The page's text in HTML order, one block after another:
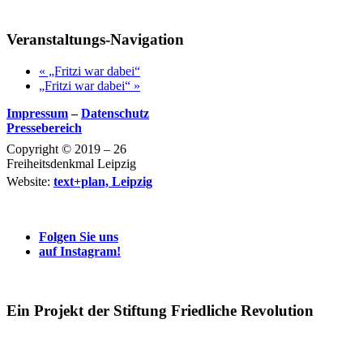
Veranstaltungs-Navigation
« „Fritzi war dabei“
„Fritzi war dabei“ »
Impressum–Datenschutz
Pressebereich
Copyright © 2019 – 26
Freiheitsdenkmal Leipzig
Website: text+plan, Leipzig
Folgen Sie uns
auf Instagram!
Ein Projekt der Stiftung Friedliche Revolution